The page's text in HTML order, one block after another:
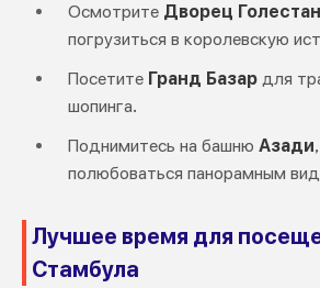
Осмотрите Дворец Голестан
погрузиться в королевскую
Посетите Гранд Базардля
шопинга.
Поднимитесь на башню Азади
полюбоваться панорамным
Лучшее время для
Стамбула